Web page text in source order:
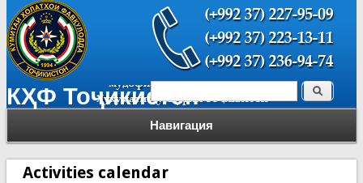
КҲФ Тоҷикистон
Навигация
Форма поиска Поиск
Activities calendar